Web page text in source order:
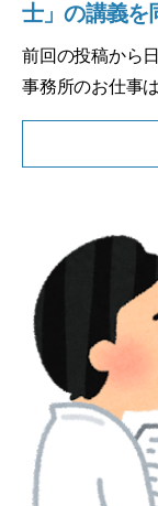
士」の講義を
前回の投稿から
事務所のお仕事